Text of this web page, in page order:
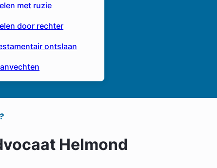
met ruzie
door rechter
ontslaan
Helmond